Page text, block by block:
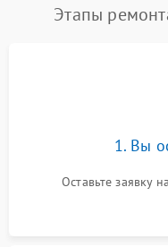
Этапы
1. Вы
Оставьте заявку